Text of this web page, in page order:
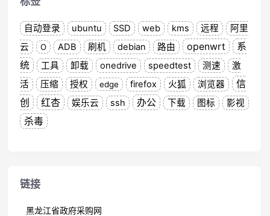
自动登录 ubuntu SSD web kms 远程
阿里
云
O ADB 刷机 debian 路由 openwrt
系
统
工具 卸载 onedrive speedtest 测速
激
活
压缩 授权 edge firefox 火狐 浏览器
信
创
红杏 娱乐云 ssh 办公 下载 图标 影视
杀毒
链接
黑龙江省政府采购网